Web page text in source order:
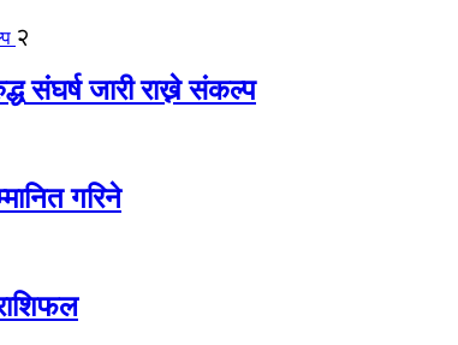
२
संघर्ष जारी राख्ने संकल्प
गरिने